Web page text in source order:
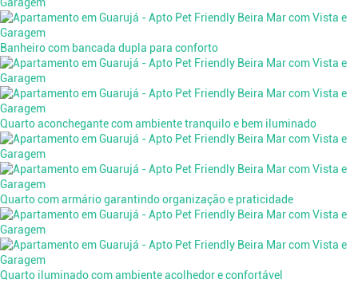
Banheiro com bancada dupla para conforto
Quarto aconchegante com ambiente tranquilo e bem iluminado
Quarto com armário garantindo organização e praticidade
Quarto iluminado com ambiente acolhedor e confortável